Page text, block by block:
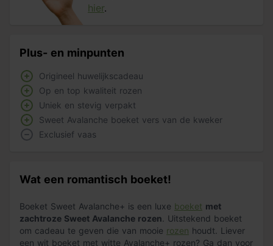
hier.
Plus- en minpunten
Origineel huwelijkscadeau
Op en top kwaliteit rozen
Uniek en stevig verpakt
Sweet Avalanche boeket vers van de kweker
Exclusief vaas
Wat een romantisch boeket!
Boeket Sweet Avalanche+ is een luxe boeket met
zachtroze Sweet Avalanche rozen . Uitstekend boeket
om cadeau te geven die van mooie rozen houdt. Liever
een wit boeket met witte Avalanche+ rozen? Ga dan voor